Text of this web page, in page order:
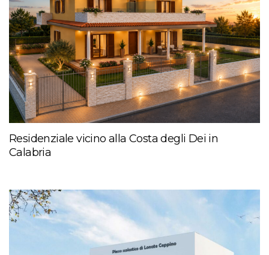
Residenziale vicino alla Costa degli Dei in
Calabria